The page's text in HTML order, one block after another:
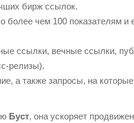
бирж ссылок.
более чем 100 показателям и
ссылки, вечные ссылки,
релизы).
а также запросы, на
Буст, она ускоряет